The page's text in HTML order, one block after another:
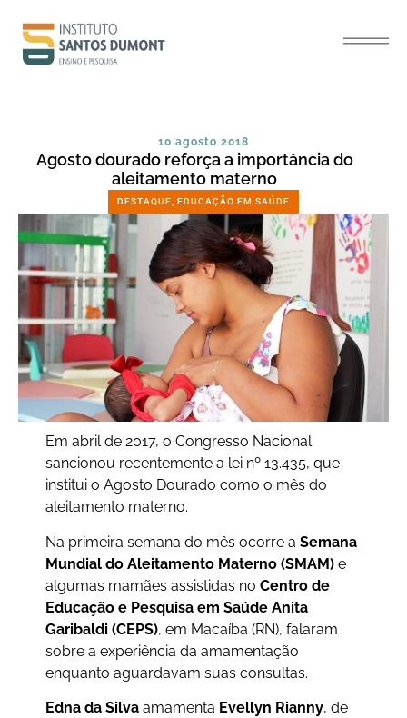
10 agosto 2018
Agosto dourado reforça a importância do
aleitamento materno
DESTAQUE EDUCAÇÃO EM SAÚDE
Em abril de 2017, o Congresso Nacional
sancionou recentemente a lei nº 13.435, que
institui o Agosto Dourado como o mês do
aleitamento materno.
Na primeira semana do mês ocorre a Semana
Mundial do Aleitamento Materno (SMAM) e
algumas mamães assistidas no Centro de
Educação e Pesquisa em Saúde Anita
Garibaldi (CEPS), em Macaíba (RN), falaram
sobre a experiência da amamentação
enquanto aguardavam suas consultas.
Edna da Silva amamenta Evellyn Rianny, de